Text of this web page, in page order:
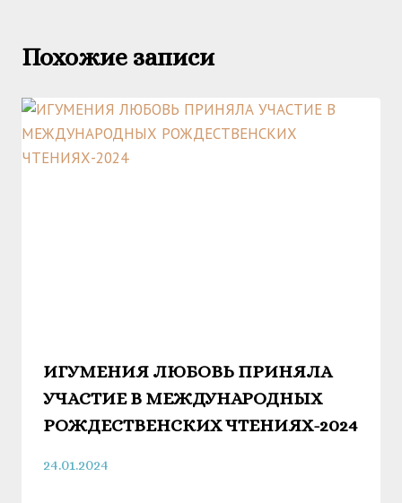
Похожие записи
ИГУМЕНИЯ ЛЮБОВЬ ПРИНЯЛА
УЧАСТИЕ В МЕЖДУНАРОДНЫХ
РОЖДЕСТВЕНСКИХ ЧТЕНИЯХ-2024
24.01.2024